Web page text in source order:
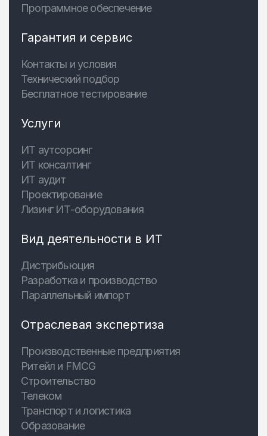
Программное обеспечение
Гарантия и сервис
Контакты и условия
Технический подбор
Бесплатное тестирование
Услуги
ИТ аутсорсинг
ИТ консалтинг
ИТ аудит
Проектирование
Лизинг ИТ-оборудования
Вид деятельности в ИТ
Дистрибьюция
Разработка и производство
Параллельный импорт
Отраслевая экспертиза
Производственные предприятия
Ритейл и FMCG
Строительство
Телеком
Транспорт и логистика
Образование